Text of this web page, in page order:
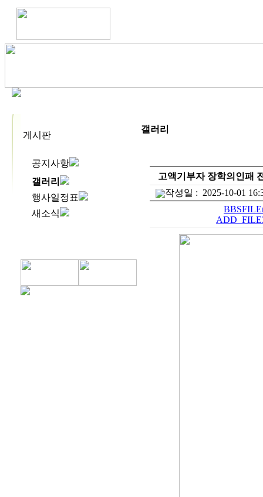
게시판
공지사항
갤러리
행사일정표
새소식
갤러리
고액기부자 장학의인패
작성일 : 2025-10-01